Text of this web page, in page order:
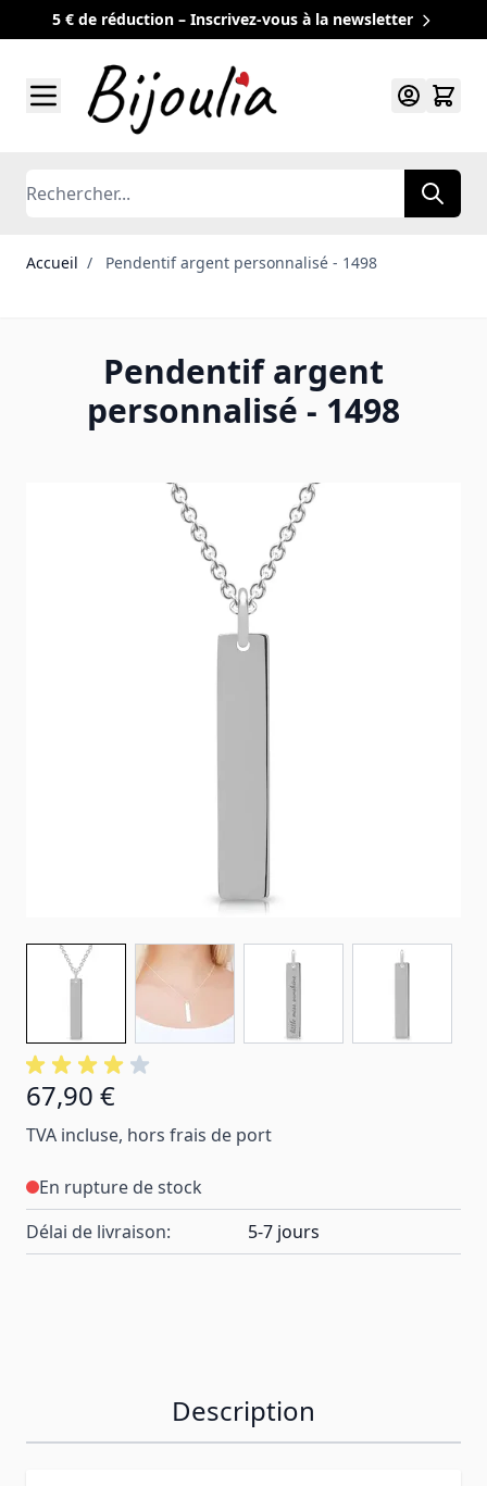
5 € de réduction – Inscrivez-vous à la newsletter
Rechercher
Accueil / Pendentif argent personnalisé - 1498
Pendentif argent
personnalisé - 1498
67,90 €
TVA incluse, hors frais de port
En rupture de stock
Délai de livraison:
5-7 jours
Description